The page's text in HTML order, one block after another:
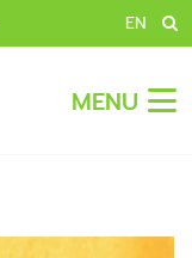
EN
MENU